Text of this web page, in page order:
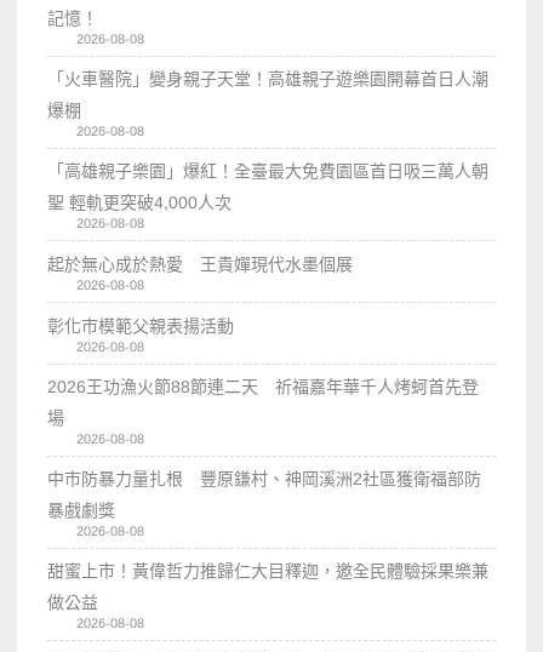
記憶！
2026-08-08
「火車醫院」變身親子天堂！高雄親子遊樂園開幕首日人潮
爆棚
2026-08-08
「高雄親子樂園」爆紅！全臺最大免費園區首日吸三萬人朝
聖 輕軌更突破4,000人次
2026-08-08
起於無心成於熱愛 王貴嬋現代水墨個展
2026-08-08
彰化市模範父親表揚活動
2026-08-08
2026王功漁火節88節連二天 祈福嘉年華千人烤蚵首先登
場
2026-08-08
中市防暴力量扎根 豐原鎌村、神岡溪洲2社區獲衛福部防
暴戲劇獎
2026-08-08
甜蜜上市！黃偉哲力推歸仁大目釋迦，邀全民體驗採果樂兼
做公益
2026-08-08